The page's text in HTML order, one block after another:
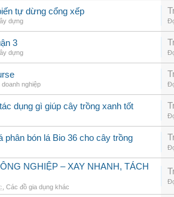
tự dừng cổng xếp
dựng
3
dựng
doanh nghiệp
dụng gì giúp cây trồng xanh tốt
bón lá Bio 36 cho cây trồng
NGHIỆP – XAY NHANH, TÁCH
Các đồ gia dụng khác